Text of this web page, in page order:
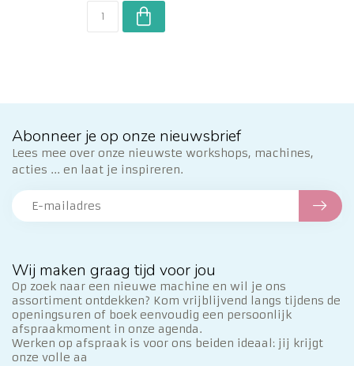
Wij maken graag tijd voor jou
Op zoek naar een nieuwe machine en wil je ons
assortiment ontdekken? Kom vrijblijvend langs tijdens de
openingsuren of boek eenvoudig een persoonlijk
afspraakmoment in onze agenda.
Werken op afspraak is voor ons beiden ideaal: jij krijgt
onze volle aa
Abonneer je op onze nieuwsbrief
Lees mee over onze nieuwste workshops, machines,
acties ... en laat je inspireren.